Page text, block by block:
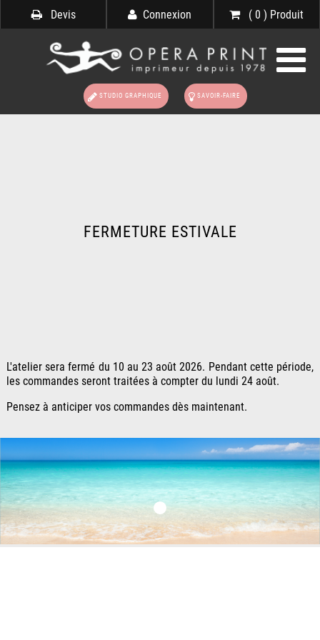
STUDIO GRAPHIQUE SAVOIR-FAIRE
Devis Connexion ( 0 ) Produit
FERMETURE ESTIVALE
L'atelier sera fermé du 10 au 23 août 2026. Pendant cette période,
les commandes seront traitées à compter du lundi 24 août.
Pensez à anticiper vos commandes dès maintenant.